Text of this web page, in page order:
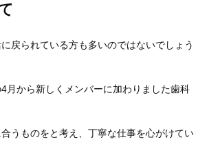
戻られている方も多いのではないでしょう
月から新しくメンバーに加わりました歯科
うものをと考え、丁寧な仕事を心がけてい